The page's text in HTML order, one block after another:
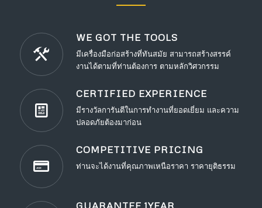
WE GOT THE TOOLS
มีเครื่องมือก่อสร้างที่ทันสมัย สามารถสร้างสรรค์
งานได้ตามที่ท่านต้องการ ตามหลักวิศวกรรม
CERTIFIED EXPERIENCE
มีรางวัลการันตีในการทำงานที่ยอดเยี่ยม และความ
ปลอดภัยต้องมาก่อน
COMPETITIVE PRICING
ท่านจะได้งานที่คุณภาพเหนือราคา ราคายุติธรรม